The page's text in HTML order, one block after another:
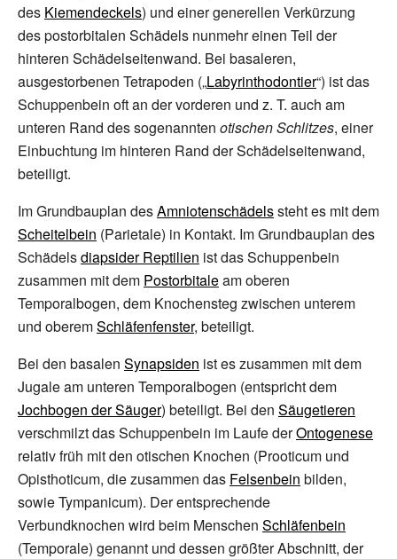
des Kiemendeckels) und einer generellen Verkürzung
des postorbitalen Schädels nunmehr einen Teil der
hinteren Schädelseitenwand. Bei basaleren,
ausgestorbenen Tetrapoden („Labyrinthodontier“) ist das
Schuppenbein oft an der vorderen und z. T. auch am
unteren Rand des sogenannten otischen Schlitzes, einer
Einbuchtung im hinteren Rand der Schädelseitenwand,
beteiligt.
Im Grundbauplan desAmniotenschädelssteht es mit dem
Scheitelbein (Parietale) in Kontakt. Im Grundbauplan des
Schädelsdiapsider Reptilien ist das Schuppenbein
zusammen mit dem Postorbitaleam oberen
Temporalbogen, dem Knochensteg zwischen unterem
und oberemSchläfenfenster, beteiligt.
Bei den basalen Synapsiden ist es zusammen mit dem
Jugale am unteren Temporalbogen (entspricht dem
Jochbogen der Säuger) beteiligt. Bei den Säugetieren
verschmilzt das Schuppenbein im Laufe derOntogenese
relativ früh mit den otischen Knochen (Prooticum und
Opisthoticum, die zusammen das Felsenbein bilden,
sowie Tympanicum). Der entsprechende
Verbundknochen wird beim Menschen Schläfenbein
(Temporale) genannt und dessen größter Abschnitt, der